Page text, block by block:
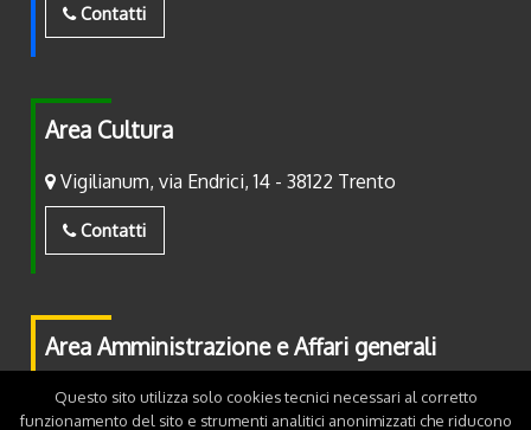
Contatti
Area Cultura
Vigilianum, via Endrici, 14 - 38122 Trento
Contatti
Area Amministrazione e Affari generali
Piazza Fiera, 2 - 38122 Trento
Questo sito utilizza solo cookies tecnici necessari al corretto
funzionamento del sito e strumenti analitici anonimizzati che riducono